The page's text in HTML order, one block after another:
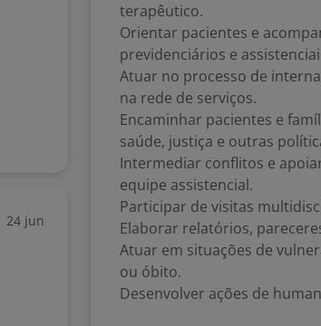
24 jun
terapêutico.
Orientar pacientes e
previdenciários e
Atuar no processo de
na rede de serviços.
Encaminhar pacientes e
saúde, justiça e outras
Intermediar conflitos e
equipe assistencial.
Participar de visitas
Elaborar relatórios,
Atuar em situações de
ou óbito.
Desenvolver ações de